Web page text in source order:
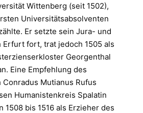
Wittenberg (seit 1502),
Universitätsabsolventen
Er setzte sein Jura- und
fort, trat jedoch 1505 als
Georgenthal
Eine Empfehlung des
Mutianus Rufus
Humanistenkreis Spalatin
1508 bis 1516 als Erzieher des